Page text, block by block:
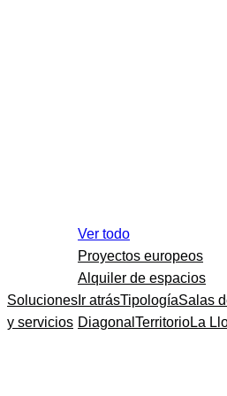
Soluciones
y servicios
Ver todo
Proyectos europeos
Alquiler de espacios
Ir atrásTipologíaSalas
Diagonal TerritorioLa